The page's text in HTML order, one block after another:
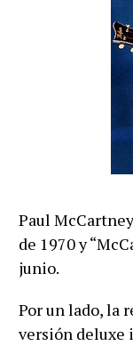
Paul
de 1970 y
junio.
Por un lado, la
versión deluxe